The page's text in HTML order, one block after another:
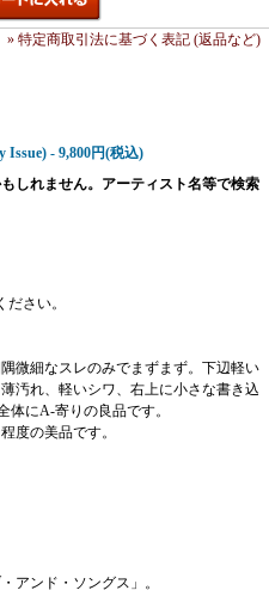
» 特定商取引法に基づく表記 (返品など)
Issue) - 9,800円(税込)
しれません。アーティスト名等で検索
さい。
微細なスレのみでまずまず。下辺軽い
汚れ、軽いシワ、右上に小さな書き込
体にA-寄りの良品です。
度の美品です。
アンド・ソングス」。